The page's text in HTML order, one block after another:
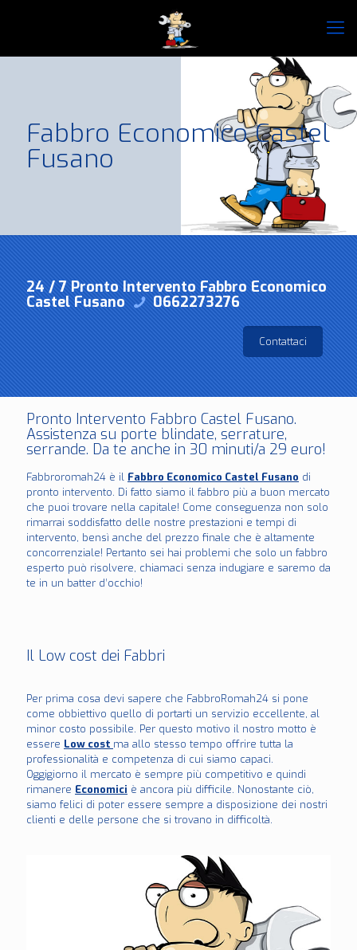
Fabbro Economico Castel
Fusano
24 / 7 Pronto Intervento Fabbro Economico
Castel Fusano 0662273276
Contattaci
Pronto Intervento Fabbro Castel Fusano.
Assistenza su porte blindate, serrature,
serrande. Da te anche in 30 minuti/a 29 euro!
Fabbroromah24 è il Fabbro Economico Castel Fusano di
pronto intervento. Di fatto siamo il fabbro più a buon mercato
che puoi trovare nella capitale! Come conseguenza non solo
rimarrai soddisfatto delle nostre prestazioni e tempi di
intervento, bensì anche del prezzo finale che è altamente
concorrenziale! Pertanto sei hai problemi che solo un fabbro
esperto può risolvere, chiamaci senza indugiare e saremo da
te in un batter d’occhio!
Il Low cost dei Fabbri
Per prima cosa devi sapere che FabbroRomah24 si pone
come obbiettivo quello di portarti un servizio eccellente, al
minor costo possibile. Per questo motivo il nostro motto è
essere Low cost ma allo stesso tempo offrire tutta la
professionalità e competenza di cui siamo capaci.
Oggigiorno il mercato è sempre più competitivo e quindi
rimanere Economici è ancora più difficile. Nonostante ciò,
siamo felici di poter essere sempre a disposizione dei nostri
clienti e delle persone che si trovano in difficoltà.